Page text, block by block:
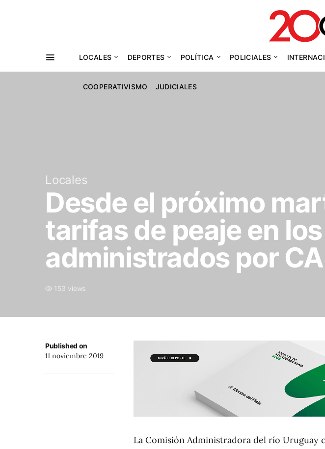
LOCALES DEPORTES POLÍTICA POLICIALES
COOPERATIVISMO JUDICIALES
Locales
Desde el próximo
tarifas de peaje en
administrados por
153 views
Published on
11 noviembre 2019
La Comisión Administradora del río Uruguay